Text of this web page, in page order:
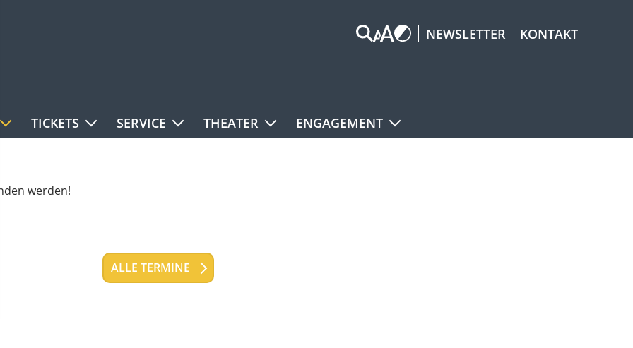
NEWSLETTER KONTAKT
TICKETS SERVICE THEATER ENGAGEMENT
werden!
ALLE TERMINE